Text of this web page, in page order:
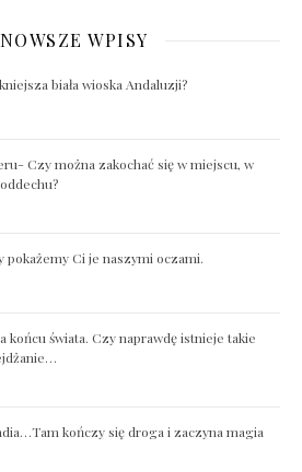
WPISY
biała wioska Andaluzji?
Czy można zakochać się w miejscu, w
pokażemy Ci je naszymi oczami.
końcu świata. Czy naprawdę istnieje takie
kończy się droga i zaczyna magia